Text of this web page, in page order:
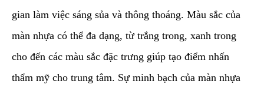
gian làm việc sáng sủa và thông thoáng. Màu sắc của
màn nhựa có thể đa dạng, từ trắng trong, xanh trong
cho đến các màu sắc đặc trưng giúp tạo điểm nhấn
thẩm mỹ cho trung tâm. Sự minh bạch của màn nhựa